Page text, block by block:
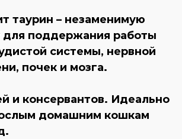
таурин – незаменимую
для поддержания работы
системы, нервной
почек и мозга.
и консервантов. Идеально
домашним кошкам